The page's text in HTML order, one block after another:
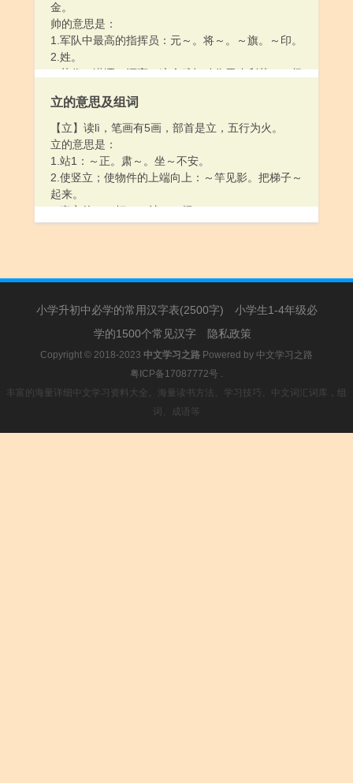
金。
帅的意思是：
1.军队中最高的指挥员：元～。将～。～旗。～印。
2.姓。
3.英俊；潇洒；漂亮：这个武打动作干净利落，～极
立的意思及组词
【立】读lì，笔画有5画，部首是立，五行为火。
立的意思是：
1.站1：～正。肃～。坐～不安。
2.使竖立；使物件的上端向上：～竿见影。把梯子～
起来。
3.直立的：～柜。～轴。～领。
4.建立；树立：～功。～志。
7.指确定继承地位；确立：～嗣。～皇太子。
9.立刻：～奏奇效。～候回音。
小学升初中必学的常用汉字表(2500字)
小学生1-4年级必
学的1500个常见汉字
隐私政策
Copyright © 2018-2023 中文学习之路 Powered by 中文学习之路
粤ICP备17087772号 .
丰富的海量详细中文学习资料大全。海量读书方法、学习技巧、中文词汇词库，组
词、成语等